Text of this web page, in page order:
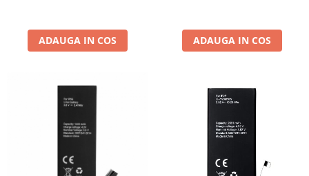
ADAUGA IN COS ADAUGA IN COS